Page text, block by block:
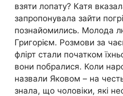
взяти лопату? Катя
запропонувала зайти
познайомились. Молода
Григорієм. Розмови за
флірт стали початком
вони побралися. Коли
назвали Яковом – на
знала, що чоловіки, які